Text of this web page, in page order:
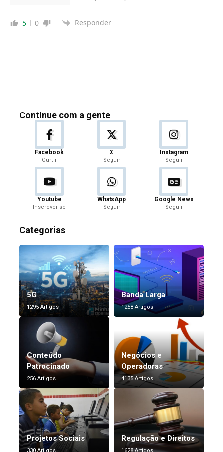
5 0 Responder
Continue com a gente
Facebook
Curtir
X
Seguir
Instagram
Seguir
Youtube
Inscrever-se
WhatsApp
Seguir
Google News
Seguir
Categorias
5G
1295 Artigos
Banda Larga
1258 Artigos
Conteúdo
Patrocinado
256 Artigos
Negócios e
Operadoras
4135 Artigos
Projetos Sociais
330 Artigos
Regulação e Direitos
1628 Artigos